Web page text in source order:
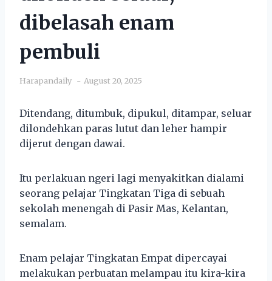
dibelasah enam
pembuli
Harapandaily August 20, 2025
Ditendang, ditumbuk, dipukul, ditampar, seluar
dilondehkan paras lutut dan leher hampir
dijerut dengan dawai.
Itu perlakuan ngeri lagi menyakitkan dialami
seorang pelajar Tingkatan Tiga di sebuah
sekolah menengah di Pasir Mas, Kelantan,
semalam.
Enam pelajar Tingkatan Empat dipercayai
melakukan perbuatan melampau itu kira-kira